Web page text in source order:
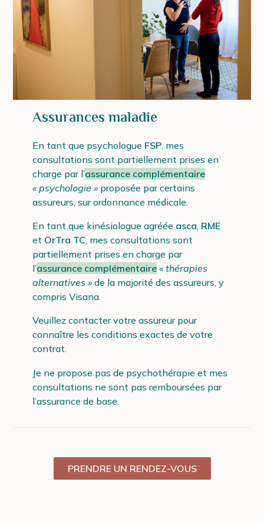
Assurances maladie
En tant que psychologue FSP, mes
consultations sont partiellement prises en
charge par l’assurance complémentaire
« psychologie »proposée par certains
assureurs, sur ordonnance médicale.
En tant que kinésiologue agréée asca, RME
et OrTra TC, mes consultations sont
partiellement prises en charge par
l’assurance complémentaire « thérapies
alternatives »de la majorité des assureurs, y
compris Visana.
Veuillez contacter votre assureur pour
connaître les conditions exactes de votre
contrat.
Je ne propose pas de psychothérapie et mes
consultations ne sont pas remboursées par
l’assurance de base.
PRENDRE UN RENDEZ-VOUS